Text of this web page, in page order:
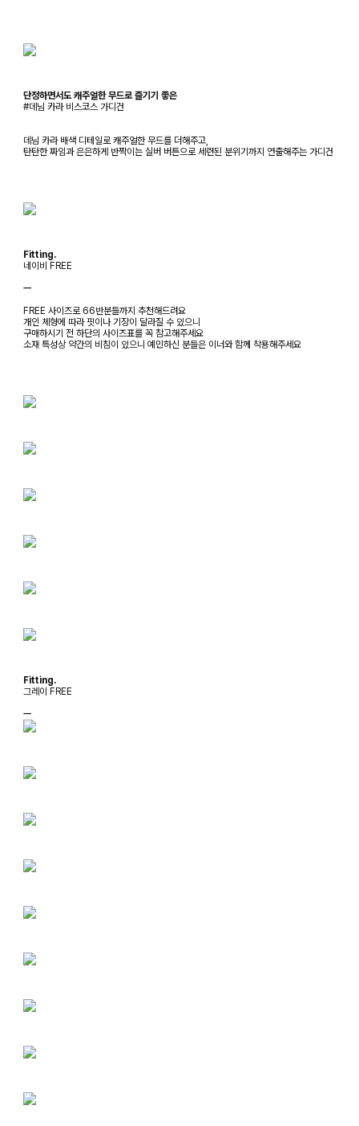
단정하면서도 캐주얼한 무드로 즐기기 좋은
#데님 카라 비스코스 가디건
데님 카라 배색 디테일로 캐주얼한 무드를 더해주고,
탄탄한 짜임과 은은하게 반짝이는 실버 버튼으로 세련된 분위기까지 연출해주는 가디건
Fitting.
네이비 FREE
ㅡ
FREE 사이즈로 66반분들까지 추천해드려요
개인 체형에 따라 핏이나 기장이 달라질 수 있으니
구매하시기 전 하단의 사이즈표를 꼭 참고해주세요
소재 특성상 약간의 비침이 있으니 예민하신 분들은 이너와 함께 착용해주세요
Fitting.
그레이 FREE
ㅡ